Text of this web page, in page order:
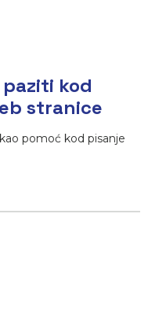
paziti kod
stranice
pomoć kod pisanje